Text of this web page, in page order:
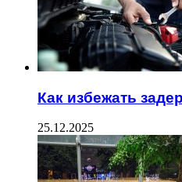
Как избежать
25.12.2025